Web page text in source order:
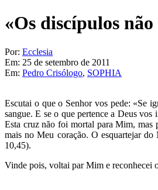
«Os discípulos
Por: Ecclesia
Em: 25 de setembro de 2011
Em: Pedro Crisólogo, SOPHIA
Escutai o que o Senhor vos pede: «Se
sangue. E se o que pertence a Deus
Esta cruz não foi mortal para Mim, mas
mais no Meu coração. O esquartejar
10,45).
Vinde pois, voltai par Mim e reconhecei